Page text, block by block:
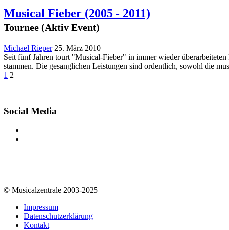
Musical Fieber (2005 - 2011)
Tournee (Aktiv Event)
Michael Rieper 25. März 2010
Seit fünf Jahren tourt "Musical-Fieber" in immer wieder
stammen. Die gesanglichen Leistungen sind ordentlich, sowohl die
1 2
Social Media
© Musicalzentrale 2003-2025
Impressum
Datenschutzerklärung
Kontakt